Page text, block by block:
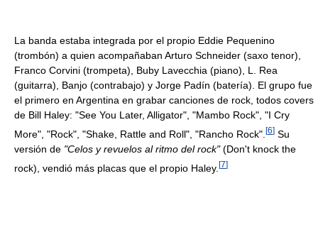
La banda estaba integrada por el propio Eddie Pequenino
(trombón) a quien acompañaban Arturo Schneider (saxo tenor),
Franco Corvini (trompeta), Buby Lavecchia (piano), L. Rea
(guitarra), Banjo (contrabajo) y Jorge Padín (batería). El grupo fue
el primero en Argentina en grabar canciones de rock, todos covers
de Bill Haley: "See You Later, Alligator", "Mambo Rock", "I Cry
More", "Rock", "Shake, Rattle and Roll", "Rancho Rock". [6] Su
versión de "Celos y revuelos al ritmo del rock"(Don't knock the
rock), vendió más placas que el propio Haley. [7]